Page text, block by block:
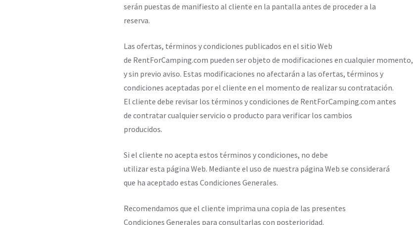
serán puestas de manifiesto al cliente en la pantalla antes de proceder a la
reserva.
Las ofertas, términos y condiciones publicados en el sitio Web
de RentForCamping.com pueden ser objeto de modificaciones en cualquier momento,
y sin previo aviso. Estas modificaciones no afectarán a las ofertas, términos y
condiciones aceptadas por el cliente en el momento de realizar su contratación.
El cliente debe revisar los términos y condiciones de RentForCamping.com antes
de contratar cualquier servicio o producto para verificar los cambios
producidos.
Si el cliente no acepta estos términos y condiciones, no debe
utilizar esta página Web. Mediante el uso de nuestra página Web se considerará
que ha aceptado estas Condiciones Generales.
Recomendamos que el cliente imprima una copia de las presentes
Condiciones Generales para consultarlas con posterioridad.